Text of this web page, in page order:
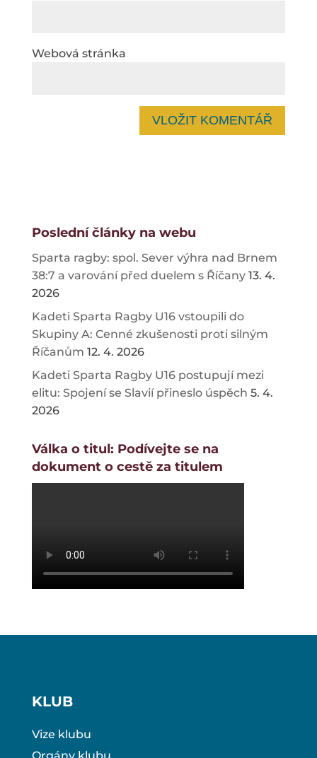
Webová stránka
Poslední články na webu
Sparta ragby: spol. Sever výhra nad Brnem
38:7 a varování před duelem s Říčany 13. 4.
2026
Kadeti Sparta Ragby U16 vstoupili do
Skupiny A: Cenné zkušenosti proti silným
Říčanům 12. 4. 2026
Kadeti Sparta Ragby U16 postupují mezi
elitu: Spojení se Slavií přineslo úspěch 5. 4.
2026
Válka o titul: Podívejte se na
dokument o cestě za titulem
KLUB
Vize klubu